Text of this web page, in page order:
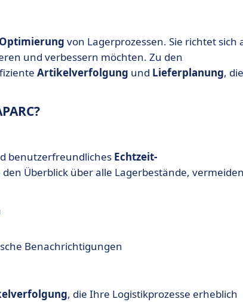
Optimierung von Lagerprozessen. Sie richtet sich
und verbessern möchten. Zu den
Artikelverfolgung und Lieferplanung, die
benutzerfreundliches Echtzeit-
den Überblick über alle Lagerbestände,
Benachrichtigungen
, die Ihre Logistikprozesse erheblich